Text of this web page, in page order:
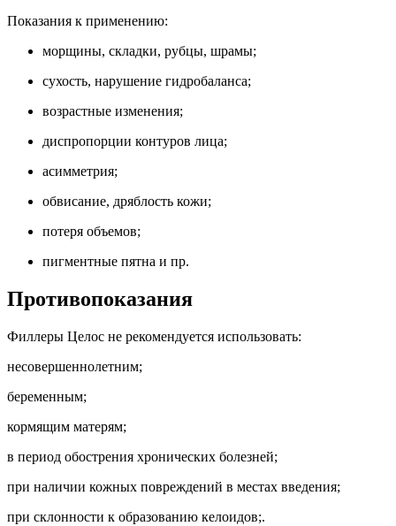
Показания к применению:
морщины, складки, рубцы, шрамы;
сухость, нарушение гидробаланса;
возрастные изменения;
диспропорции контуров лица;
асимметрия;
обвисание, дряблость кожи;
потеря объемов;
пигментные пятна и пр.
Противопоказания
Филлеры Целос не рекомендуется использовать:
несовершеннолетним;
беременным;
кормящим матерям;
в период обострения хронических болезней;
при наличии кожных повреждений в местах введения;
при склонности к образованию келоидов;.